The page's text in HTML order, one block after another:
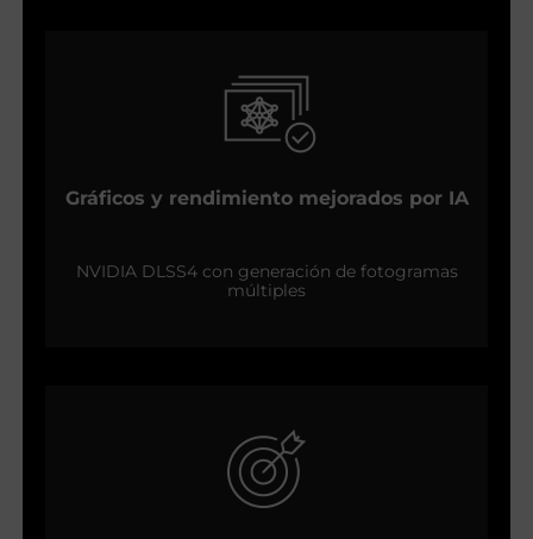
Gráficos y rendimiento mejorados por IA
NVIDIA DLSS4 con generación de fotogramas
múltiples